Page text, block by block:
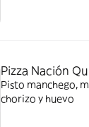
Pizza Nación
Pisto manchego,
chorizo y huevo